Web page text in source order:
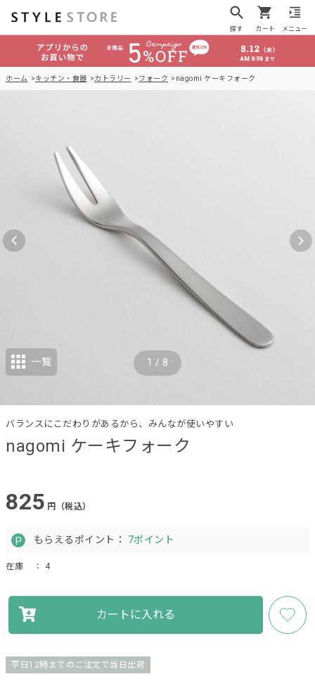
探す カート メニュー
ホーム キッチン・食器 カトラリー フォーク nagomi ケーキフォーク
nagomi ケーキフォーク
バランスにこだわりがあるから、みんなが使いやすい
825 円（税込）
もらえるポイント： 7ポイント
在庫 ： 4
カートに入れる
平日12時までのご注文で当日出荷
1 / 8
一覧